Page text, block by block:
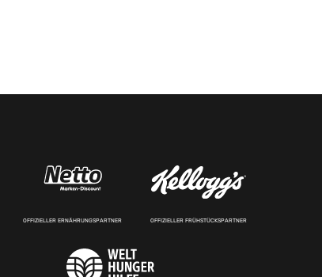
OFFIZIELLER ERNÄHRUNGSPARTNER OFFIZIELLER FRÜHSTÜCKSPARTNER